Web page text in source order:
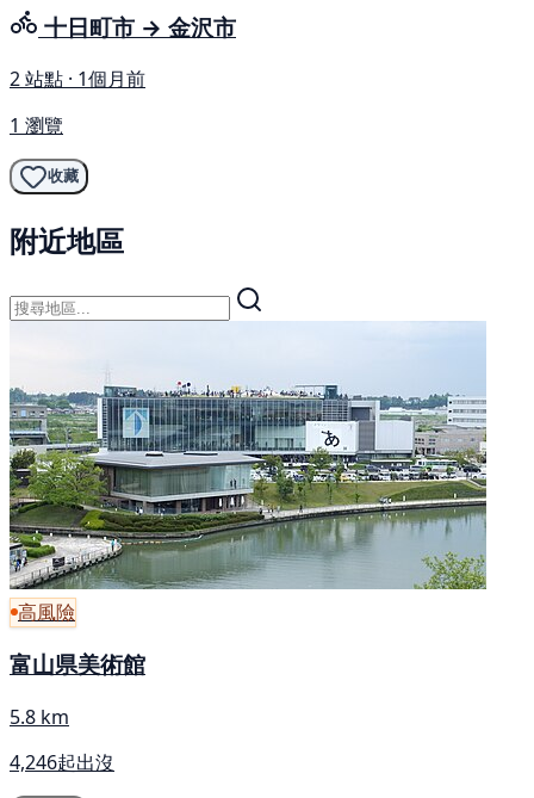
十日町市 → 金沢市
2 站點 · 1個月前
1 瀏覽
收藏
附近地區
高風險
富山県美術館
5.8 km
4,246起出沒